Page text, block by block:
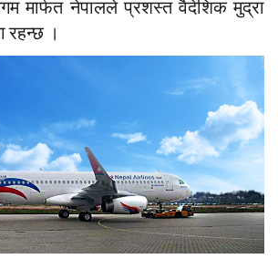
मार्फत नेपालले प्रशस्त वैदेशिक मुद्रा
रहन्छ ।